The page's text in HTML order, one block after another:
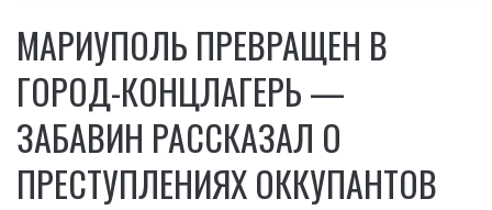
МАРИУПОЛЬ ПРЕВРАЩЕН В
ГОРОД-КОНЦЛАГЕРЬ —
ЗАБАВИН РАССКАЗАЛ О
ПРЕСТУПЛЕНИЯХ ОККУПАНТОВ